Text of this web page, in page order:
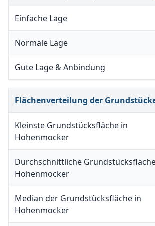
Einfache Lage
Normale Lage
Gute Lage & Anbindung
Flächenverteilung der
Kleinste Grundstücksfläche in
Hohenmocker
Durchschnittliche
Hohenmocker
Median der Grundstücksfläche in
Hohenmocker